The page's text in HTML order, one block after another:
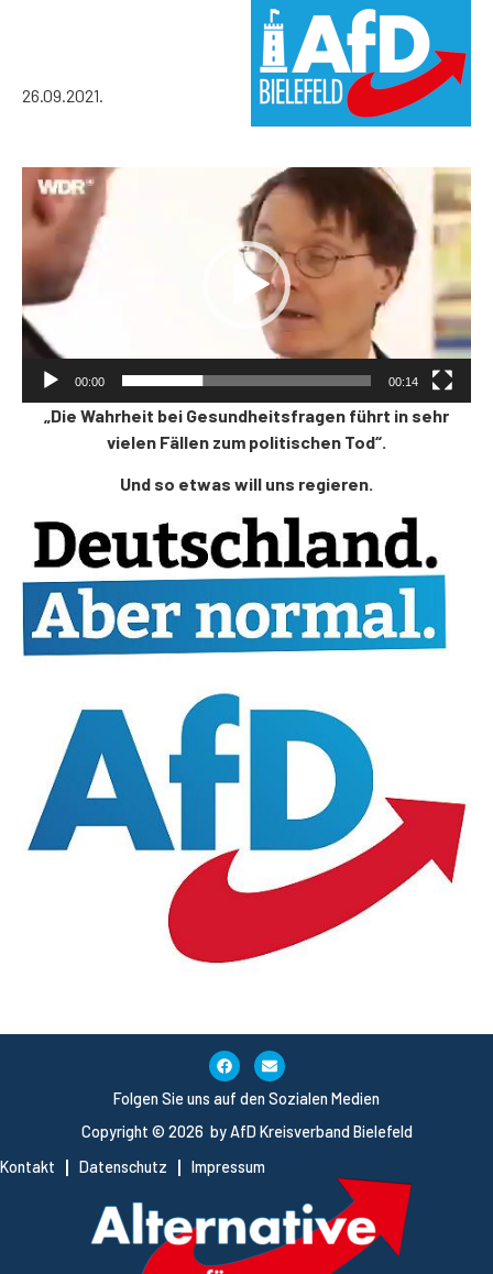
26.09.2021.
Video-
Player
00:00 00:14
„Die Wahrheit bei Gesundheitsfragen führt in sehr
vielen Fällen zum politischen Tod“.
Und so etwas will uns regieren.
Copyright © 2026 by AfD Kreisverband Bielefeld
Kontakt
Datenschutz Impressum
Folgen Sie uns auf den Sozialen Medien